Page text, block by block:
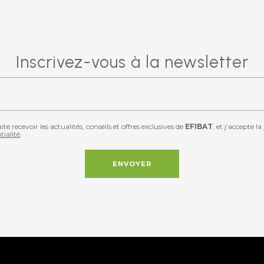
Inscrivez-vous à la newsletter
recevoir les actualités, conseils et offres exclusives de EFIBAT, et j’accepte la
.